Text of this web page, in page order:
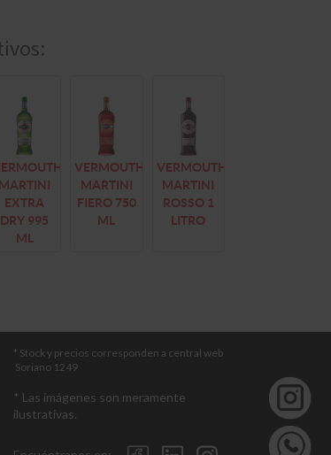
MARTINI
EXTRA
DRY 995
ML
VERMOUTH
MARTINI
FIERO 750
ML
VERMOUTH
MARTINI
ROSSO 1
LITRO
* Stock y precios corresponden a central web
Soriano 1249
* Las imágenes son meramente
ilustrativas.